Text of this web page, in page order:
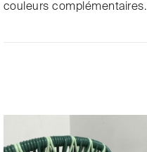
couleurs complémentaires.